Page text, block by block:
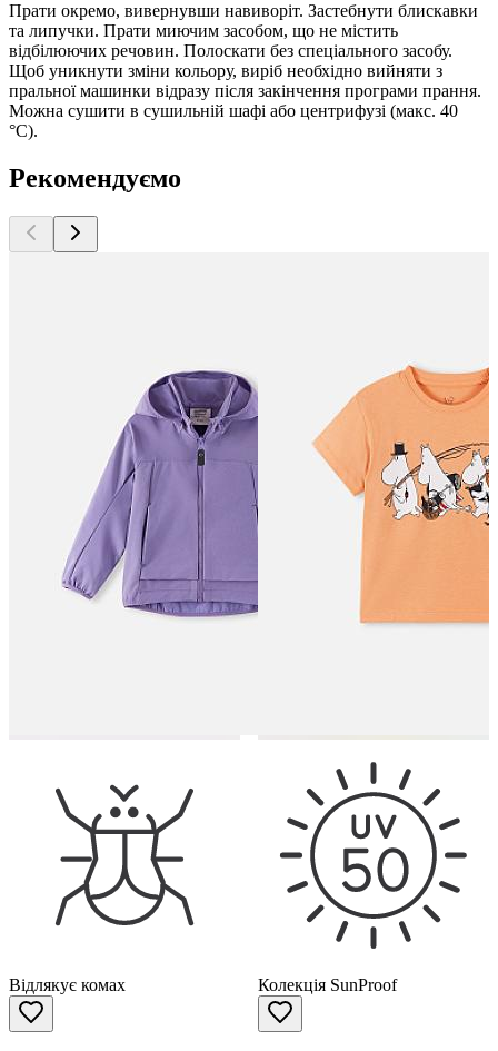
Прати окремо, вивернувши навиворіт. Застебнути блискавки
та липучки. Прати миючим засобом, що не містить
відбілюючих речовин. Полоскати без спеціального засобу.
Щоб уникнути зміни кольору, виріб необхідно вийняти з
пральної машинки відразу після закінчення програми прання.
Можна сушити в сушильній шафі або центрифузі (макс. 40
°C).
Рекомендуємо
Відлякує комах Колекція SunProof